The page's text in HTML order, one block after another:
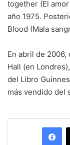
together (El
año 1975.
Blood (Mala
En abril de
Hall (en
del Libro
más vendido del